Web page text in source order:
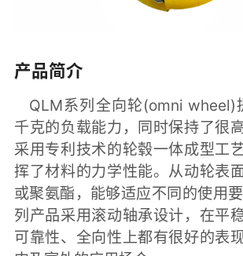
产品简介
QLM系列全向轮(omni wheel)
千克的负载能力，同时保持了很
采用专利技术的轮毂一体成型工
挥了材料的力学性能。从动轮表
或聚氨酯，能够适应不同的使用
列产品采用滚动轴承设计，在平
可靠性、全向性上都有很好的表